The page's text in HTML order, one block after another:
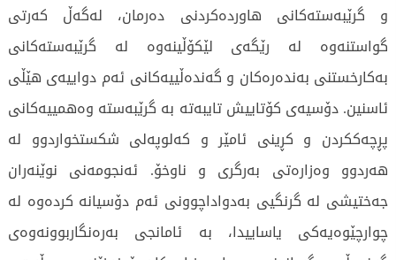
و گرێبەستەکانی هاوردەکردنی دەرمان، لەگەڵ کەرتی
گواستنەوە لە رێگەی لێکۆڵینەوە لە گرێبەستەکانی
بەکارخستنی بەندەرەکان و گەندەڵییەکانی ئەم دواییەی هێڵی
ئاسنین. دۆسیەی کۆتاییش تایبەتە بە گرێبەستە وەهمییەکانی
پڕچەککردن و کڕینی ئامێر و کەلوپەلی شکستخواردوو لە
هەردوو وەزارەتی بەرگری و ناوخۆ. ئەنجومەنی نوێنەران
جەختیشی لە گرنگیی بەدواداچوونی ئەم دۆسیانە کردەوە لە
چوارچێوەیەکی یاساییدا، بە ئامانجی بەرەنگاربوونەوەی